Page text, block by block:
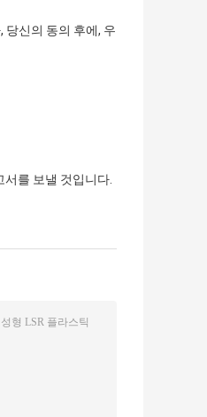
당신의 동의 후에, 우
를 보낼 것입니다.